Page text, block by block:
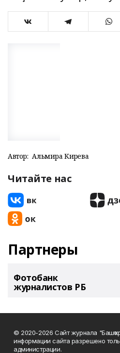
Автор: Альмира Кирәева
Читайте нас
Партнеры
Фотобанк
журналистов РБ
© 2020-2026 Сайт журнала
информации сайта разрешено
администрации.